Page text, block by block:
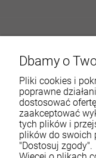
Dbamy o
Pliki cookies i
poprawne
dostosować
zaakceptować
tych plików i
plików do swoich
"Dostosuj zgody".